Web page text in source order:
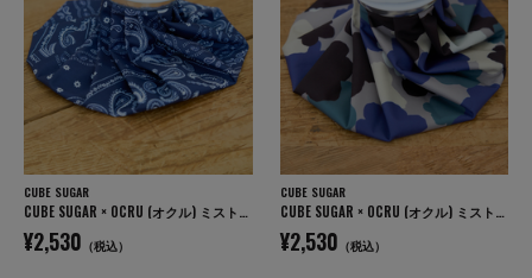
CUBE SUGAR
CUBE SUGAR × OCRU (オクル) ミスト付き アイスバッグ
¥2,530 （税込）
CUBE SUGAR
CUBE SUGAR × OCRU (オクル) ミスト付き アイスバッグ
¥2,530 （税込）